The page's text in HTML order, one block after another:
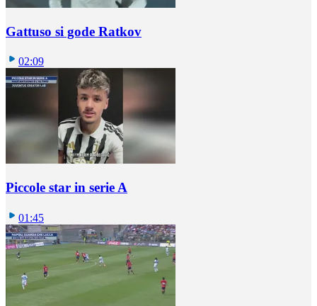
Gattuso si gode Ratkov
02:09
Piccole star in serie A
01:45